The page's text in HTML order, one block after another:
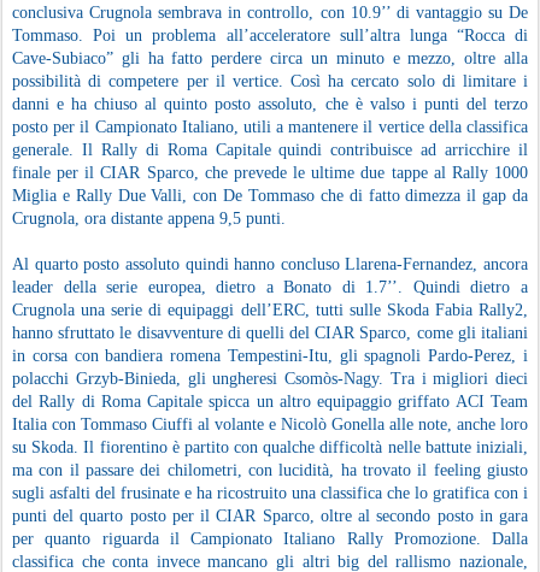
conclusiva Crugnola sembrava in controllo, con 10.9’’ di vantaggio su De
Tommaso. Poi un problema all’acceleratore sull’altra lunga “Rocca di
Cave-Subiaco” gli ha fatto perdere circa un minuto e mezzo, oltre alla
possibilità di competere per il vertice. Così ha cercato solo di limitare i
danni e ha chiuso al quinto posto assoluto, che è valso i punti del terzo
posto per il Campionato Italiano, utili a mantenere il vertice della classifica
generale. Il Rally di Roma Capitale quindi contribuisce ad arricchire il
finale per il CIAR Sparco, che prevede le ultime due tappe al Rally 1000
Miglia e Rally Due Valli, con De Tommaso che di fatto dimezza il gap da
Crugnola, ora distante appena 9,5 punti.
Al quarto posto assoluto quindi hanno concluso Llarena-Fernandez, ancora
leader della serie europea, dietro a Bonato di 1.7’’. Quindi dietro a
Crugnola una serie di equipaggi dell’ERC, tutti sulle Skoda Fabia Rally2,
hanno sfruttato le disavventure di quelli del CIAR Sparco, come gli italiani
in corsa con bandiera romena Tempestini-Itu, gli spagnoli Pardo-Perez, i
polacchi Grzyb-Binieda, gli ungheresi Csomòs-Nagy. Tra i migliori dieci
del Rally di Roma Capitale spicca un altro equipaggio griffato ACI Team
Italia con Tommaso Ciuffi al volante e Nicolò Gonella alle note, anche loro
su Skoda. Il fiorentino è partito con qualche difficoltà nelle battute iniziali,
ma con il passare dei chilometri, con lucidità, ha trovato il feeling giusto
sugli asfalti del frusinate e ha ricostruito una classifica che lo gratifica con i
punti del quarto posto per il CIAR Sparco, oltre al secondo posto in gara
per quanto riguarda il Campionato Italiano Rally Promozione. Dalla
classifica che conta invece mancano gli altri big del rallismo nazionale,